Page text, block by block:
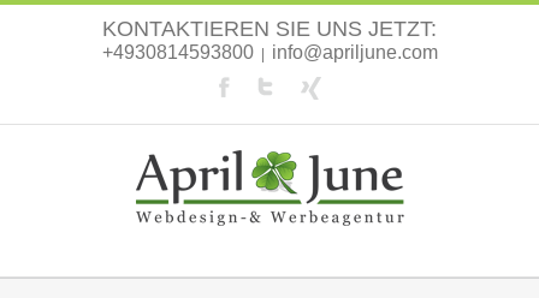
KONTAKTIEREN SIE UNS JETZT:
+4930814593800 info@apriljune.com